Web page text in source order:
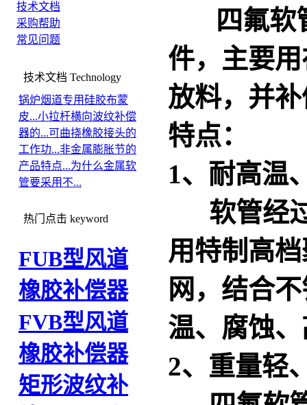
技术文档
采购帮助
常见问题
技术文档 Technology
锅炉烟道专用硅胶布蒙
皮...小拉杆横向波纹补偿
器的...可曲挠橡胶接头的
工作功...非金属膨胀节的
产品特点...为什么金属软
管要采用不...
热门点击 keyword
FUB型风道
橡胶补偿器
FVB型风道
橡胶补偿器
矩形波纹补
四氟软
件，主要
放料，并
特点：
1、耐高温
软管经过
用特制高
网，结合
温、腐蚀
2、重量轻